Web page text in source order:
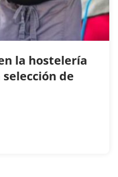
la hostelería
de